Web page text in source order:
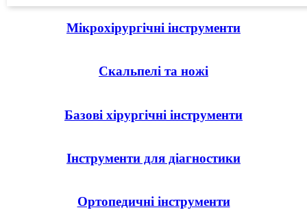
Мікрохірургічні інструменти
Скальпелі та ножі
Базові хірургічні інструменти
Інструменти для діагностики
Ортопедичні інструменти